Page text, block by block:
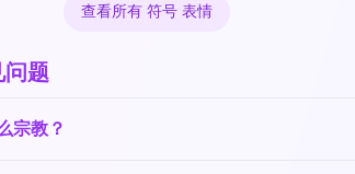
查看所有 符号 表情
题
宗教？